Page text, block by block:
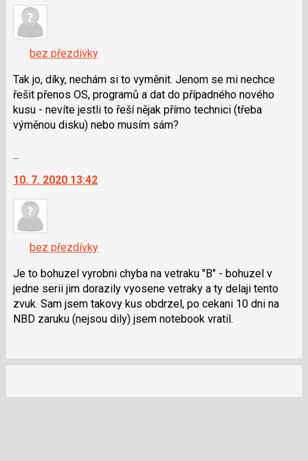
a
P
pro
předchozí
názor
názor.
navigaci
lze
použít
i
klávesy
N
P
pro
předchozí
nový
názor
bez přezdívky
Tak jo, díky, nechám si to vyměnit. Jenom se mi nechce
řešit přenos OS, programů a dat do případného nového
kusu - nevíte jestli to řeší nějak přímo technici (třeba
výměnou disku) nebo musím sám?
další
nový
názor.
navigaci
lze
použít
i
klávesy
N
a
10. 7. 2020 13:42
bez přezdívky
Je to bohuzel vyrobni chyba na vetraku "B" - bohuzel v
jedne serii jim dorazily vyosene vetraky a ty delaji tento
zvuk. Sam jsem takovy kus obdrzel, po cekani 10 dni na
NBD zaruku (nejsou dily) jsem notebook vratil.